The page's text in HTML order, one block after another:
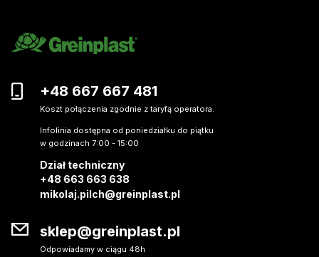
+48 667 667 481
Koszt połączenia zgodnie z taryfą operatora.
Infolinia dostępna od poniedziałku do piątku
w godzinach 7:00 - 15:00
Dział techniczny
+48 663 663 638
mikolaj.pilch@greinplast.pl
sklep@greinplast.pl
Odpowiadamy w ciągu 48h